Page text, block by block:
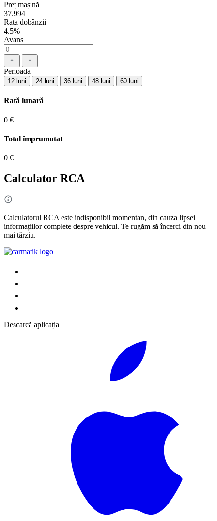
Preț mașină
37.994
Rata dobânzii
4.5%
Avans
Perioada
12 luni 24 luni 36 luni 48 luni 60 luni
Rată lunară
0 €
Total împrumutat
0 €
Calculator RCA
Calculatorul RCA este indisponibil momentan, din cauza lipsei
informațiilor complete despre vehicul. Te rugăm să încerci din nou
mai târziu.
Descarcă aplicația